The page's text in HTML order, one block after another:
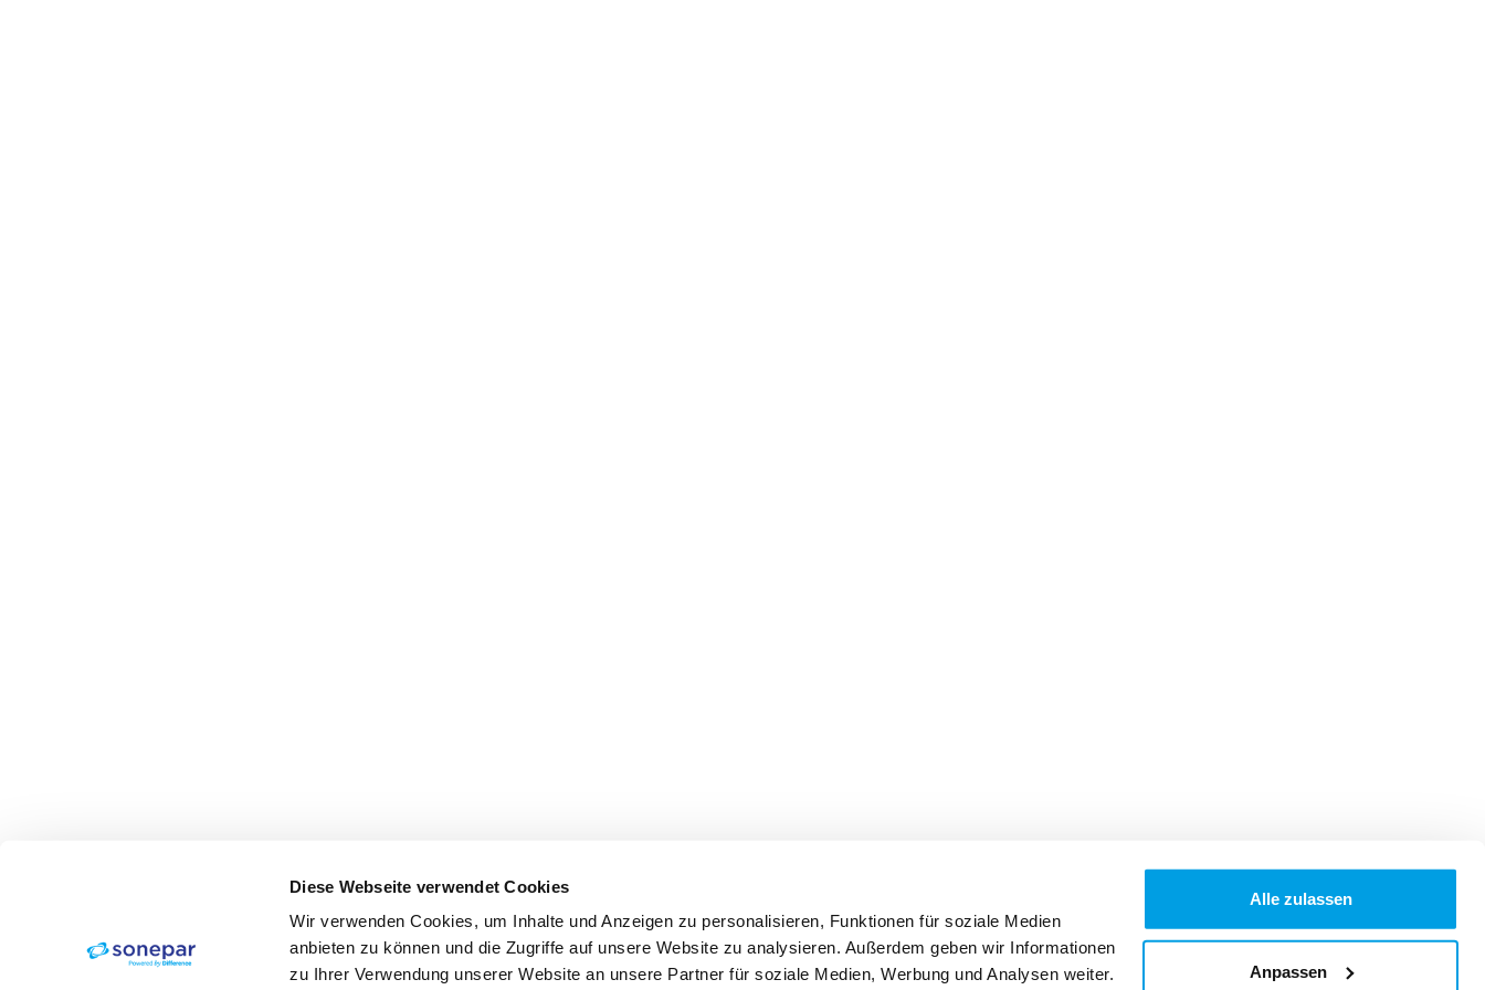
Diese Webseite verwendet Cookies
Wir verwenden Cookies, um Inhalte und Anzeigen zu personalisieren, Funktionen für soziale Medien
anbieten zu können und die Zugriffe auf unsere Website zu analysieren. Außerdem geben wir Informationen
zu Ihrer Verwendung unserer Website an unsere Partner für soziale Medien, Werbung und Analysen weiter.
Alle zulassen
Anpassen